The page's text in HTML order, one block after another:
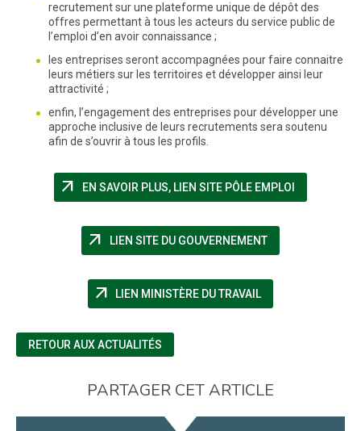
recrutement sur une plateforme unique de dépôt des
offres permettant à tous les acteurs du service public de
l’emploi d’en avoir connaissance ;
les entreprises seront accompagnées pour faire connaitre
leurs métiers sur les territoires et développer ainsi leur
attractivité ;
enfin, l’engagement des entreprises pour développer une
approche inclusive de leurs recrutements sera soutenu
afin de s’ouvrir à tous les profils.
arrow_outward EN SAVOIR PLUS, LIEN SITE PÔLE EMPLOI (NOUVELLE
arrow_outward LIEN SITE DU GOUVERNEMENT(NOUVELLE
arrow_outward LIEN MINISTÈRE DU TRAVAIL
RETOUR AUX ACTUALITÉS
PARTAGER CET ARTICLE